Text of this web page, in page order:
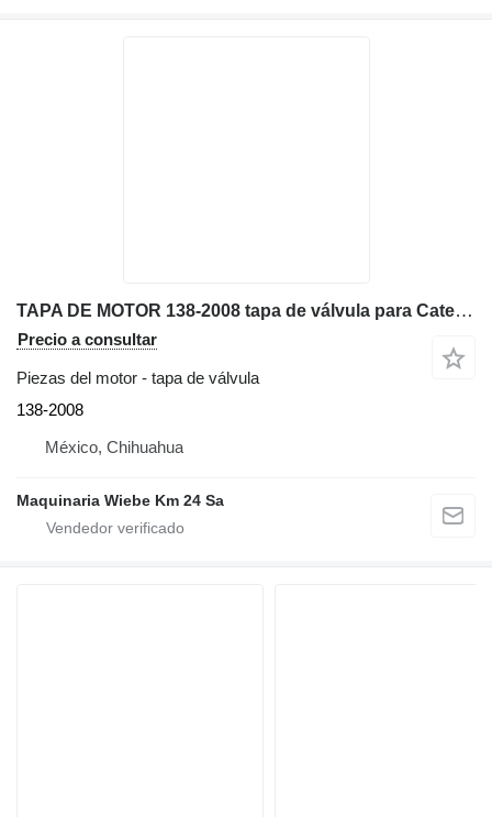
TAPA DE MOTOR 138-2008 tapa de válvula para Caterpillar 140H motoniveladora
Precio a consultar
Piezas del motor - tapa de válvula
138-2008
México, Chihuahua
Maquinaria Wiebe Km 24 Sa